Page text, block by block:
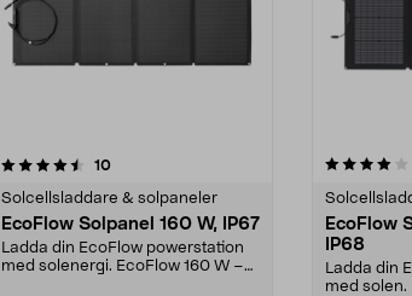
10recensioner
Solcellsladdare & solpaneler
EcoFlow Solpanel 160 W, IP67
Ladda din EcoFlow powerstation
med solenergi. EcoFlow 160 W –
4.0av 5 stjärnor
EcoFlow
IP68
Ladda din
med solen.